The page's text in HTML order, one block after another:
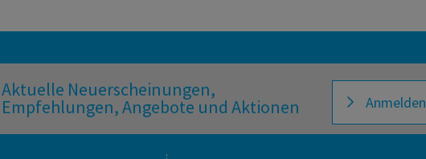
Aktuelle Neuerscheinungen,
Empfehlungen, Angebote und Aktionen Anmelden